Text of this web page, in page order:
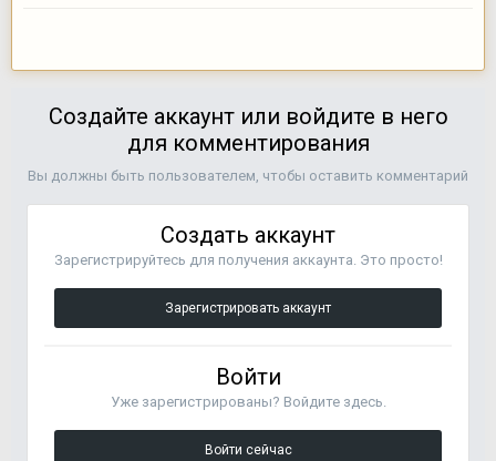
Создайте аккаунт или войдите в него
для комментирования
Вы должны быть пользователем, чтобы оставить комментарий
Создать аккаунт
Зарегистрируйтесь для получения аккаунта. Это просто!
Зарегистрировать аккаунт
Войти
Уже зарегистрированы? Войдите здесь.
Войти сейчас